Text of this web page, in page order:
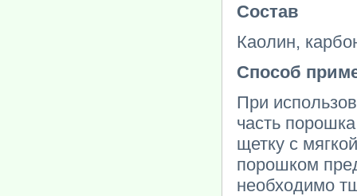
Состав
Каолин,
Способ
При
часть
щетку с
порошком
необходимо